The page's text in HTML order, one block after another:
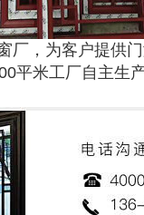
厂，为客户提供
平米工厂自主生